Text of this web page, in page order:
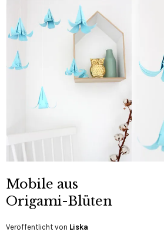
Mobile aus
Origami-Blüten
Veröffentlicht von Liska